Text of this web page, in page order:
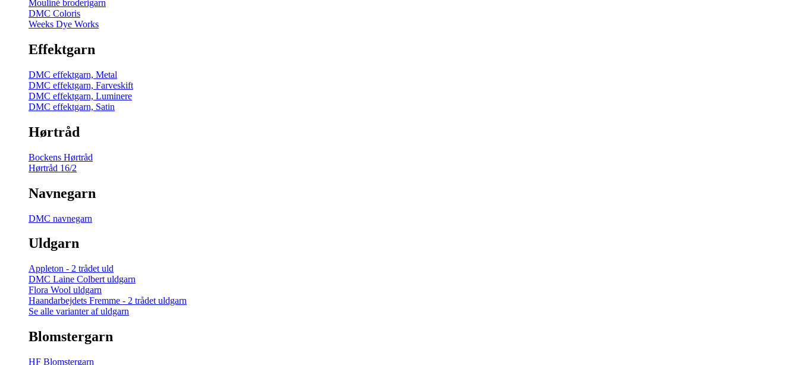
Mouliné broderigarn
DMC Coloris
Weeks Dye Works
Effektgarn
DMC effektgarn, Metal
DMC effektgarn, Farveskift
DMC effektgarn, Luminere
DMC effektgarn, Satin
Hørtråd
Bockens Hørtråd
Hørtråd 16/2
Navnegarn
DMC navnegarn
Uldgarn
Appleton - 2 trådet uld
DMC Laine Colbert uldgarn
Flora Wool uldgarn
Haandarbejdets Fremme - 2 trådet uldgarn
Se alle varianter af uldgarn
Blomstergarn
HF Blomstergarn